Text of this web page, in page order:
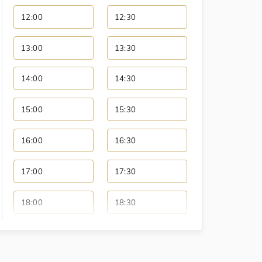
12:00 12:30
13:00 13:30
14:00 14:30
15:00 15:30
16:00 16:30
17:00 17:30
18:00 18:30